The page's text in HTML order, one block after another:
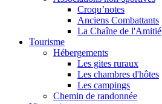
Croqu’notes
Anciens Combattants
La Chaîne de l'Amitié
Tourisme
Hébergements
Les gites ruraux
Les chambres d'hôtes
Les campings
Chemin de randonnée